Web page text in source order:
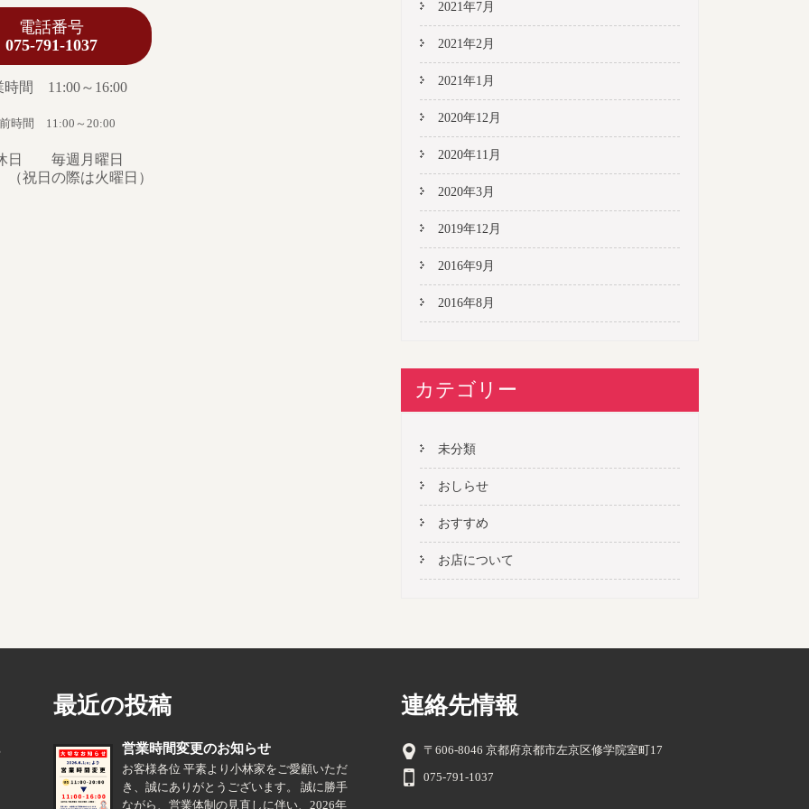
電話番号
791-1037
時間 11:00～16:00
時間 11:00～20:00
日 毎週月曜日
の際は火曜日）
2021年7月
2021年2月
2021年1月
2020年12月
2020年11月
2020年3月
2019年12月
2016年9月
2016年8月
カテゴリー
未分類
おしらせ
おすすめ
お店について
最近の投稿
営業時間変更のお知らせ
お客様各位 平素より小林家をご愛顧いただ
き、誠にありがとうございます。 誠に勝手
ながら、営業体制の見直しに伴い、2026年
連絡先情報
〒606-8046 京都府京都市左京区修学院室町17
075-791-1037